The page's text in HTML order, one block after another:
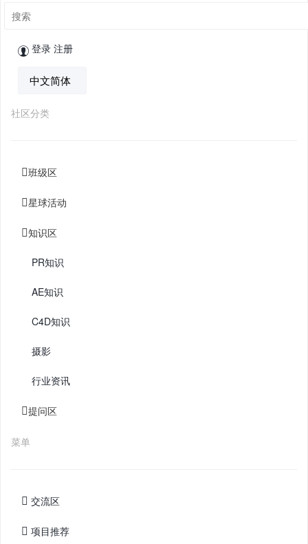
登录 注册
社区分类
班级区
星球活动
知识区
PR知识
AE知识
C4D知识
摄影
行业资讯
提问区
菜单
交流区
项目推荐